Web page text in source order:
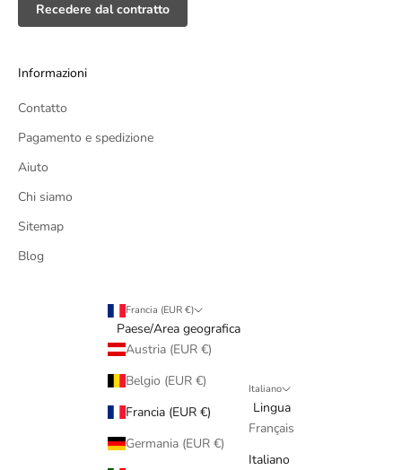
Recedere dal contratto
Informazioni
Contatto
Pagamento e spedizione
Aiuto
Chi siamo
Sitemap
Blog
Francia (EUR €)
Paese/Area geografica
Austria (EUR €)
Belgio (EUR €)
Francia (EUR €)
Germania (EUR €)
Italiano
Lingua
Français
Italiano